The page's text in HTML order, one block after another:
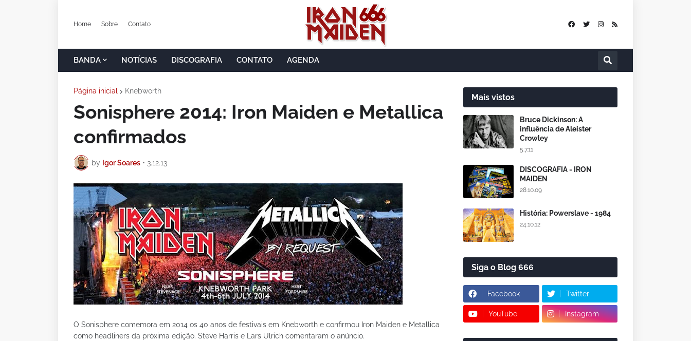
Home Sobre Contato
BANDA NOTÍCIAS DISCOGRAFIA CONTATO AGENDA
Página inicial Knebworth
Sonisphere 2014: Iron Maiden e Metallica
confirmados
by Igor Soares • 3.12.13
O Sonisphere comemora em 2014 os 40 anos de festivais em Knebworth e confirmou Iron Maiden e Metallica
como headliners da próxima edição. Steve Harris e Lars Ulrich comentaram o anúncio.
Mais vistos
Bruce Dickinson: A
influência de Aleister
Crowley
5.7.11
DISCOGRAFIA - IRON
MAIDEN
28.10.09
História: Powerslave - 1984
24.10.12
Siga o Blog 666
Facebook Twitter
YouTube Instagram